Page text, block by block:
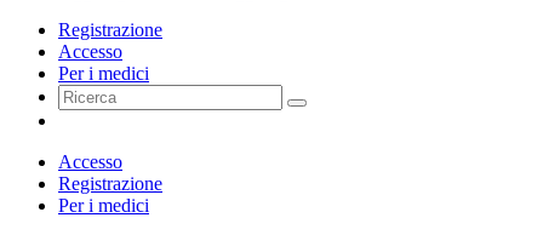
Registrazione
Accesso
Per i medici
Accesso
Registrazione
Per i medici